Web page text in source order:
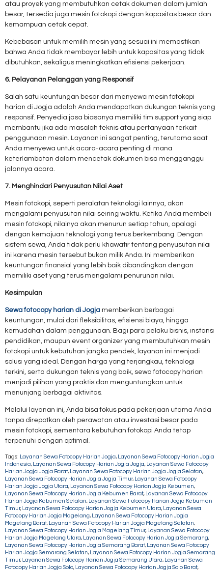
atau proyek yang membutuhkan cetak dokumen dalam jumlah
besar, tersedia juga mesin fotokopi dengan kapasitas besar dan
kemampuan cetak cepat.
Kebebasan untuk memilih mesin yang sesuai ini memastikan
bahwa Anda tidak membayar lebih untuk kapasitas yang tidak
dibutuhkan, sekaligus meningkatkan efisiensi pekerjaan.
6. Pelayanan Pelanggan yang Responsif
Salah satu keuntungan besar dari menyewa mesin fotokopi
harian di Jogja adalah Anda mendapatkan dukungan teknis yang
responsif. Penyedia jasa biasanya memiliki tim support yang siap
membantu jika ada masalah teknis atau pertanyaan terkait
penggunaan mesin. Layanan ini sangat penting, terutama saat
Anda menyewa untuk acara-acara penting di mana
keterlambatan dalam mencetak dokumen bisa mengganggu
jalannya acara.
7. Menghindari Penyusutan Nilai Aset
Mesin fotokopi, seperti peralatan teknologi lainnya, akan
mengalami penyusutan nilai seiring waktu. Ketika Anda membeli
mesin fotokopi, nilainya akan menurun setiap tahun, apalagi
dengan kemajuan teknologi yang terus berkembang. Dengan
sistem sewa, Anda tidak perlu khawatir tentang penyusutan nilai
ini karena mesin tersebut bukan milik Anda. Ini memberikan
keuntungan finansial yang lebih baik dibandingkan dengan
memiliki aset yang terus mengalami penurunan nilai.
Kesimpulan
Sewa fotocopy harian di Jogja memberikan berbagai
keuntungan, mulai dari fleksibilitas, efisiensi biaya, hingga
kemudahan dalam penggunaan. Bagi para pelaku bisnis, instansi
pendidikan, maupun event organizer yang membutuhkan mesin
fotokopi untuk kebutuhan jangka pendek, layanan ini menjadi
solusi yang ideal. Dengan harga yang terjangkau, teknologi
terkini, serta dukungan teknis yang baik, sewa fotocopy harian
menjadi pilihan yang praktis dan menguntungkan untuk
menunjang berbagai aktivitas.
Melalui layanan ini, Anda bisa fokus pada pekerjaan utama Anda
tanpa direpotkan oleh perawatan atau investasi besar pada
mesin fotokopi, sementara kebutuhan fotokopi Anda tetap
terpenuhi dengan optimal.
Tags: Layanan Sewa Fotocopy Harian Jogja,
Layanan Sewa Fotocopy Harian Jogja
Indonesia, Layanan Sewa Fotocopy Harian Jogja Jogja,
Layanan Sewa Fotocopy
Harian Jogja Jogja Barat, Layanan Sewa Fotocopy Harian Jogja Jogja Selatan,
Layanan Sewa Fotocopy Harian Jogja Jogja Timur,
Layanan Sewa Fotocopy
Harian Jogja Jogja Utara, Layanan Sewa Fotocopy Harian Jogja Kebumen,
Layanan Sewa Fotocopy Harian Jogja Kebumen Barat,
Layanan Sewa Fotocopy
Harian Jogja Kebumen Selatan,
Layanan Sewa Fotocopy Harian Jogja Kebumen
Timur, Layanan Sewa Fotocopy Harian Jogja Kebumen Utara,
Layanan Sewa
Fotocopy Harian Jogja Magelang,
Layanan Sewa Fotocopy Harian Jogja
Magelang Barat, Layanan Sewa Fotocopy Harian Jogja Magelang Selatan,
Layanan Sewa Fotocopy Harian Jogja Magelang Timur,
Layanan Sewa Fotocopy
Harian Jogja Magelang Utara, Layanan Sewa Fotocopy Harian Jogja Semarang,
Layanan Sewa Fotocopy Harian Jogja Semarang Barat,
Layanan Sewa Fotocopy
Harian Jogja Semarang Selatan,
Layanan Sewa Fotocopy Harian Jogja Semarang
Timur, Layanan Sewa Fotocopy Harian Jogja Semarang Utara,
Layanan Sewa
Fotocopy Harian Jogja Solo, Layanan Sewa Fotocopy Harian Jogja Solo Barat,